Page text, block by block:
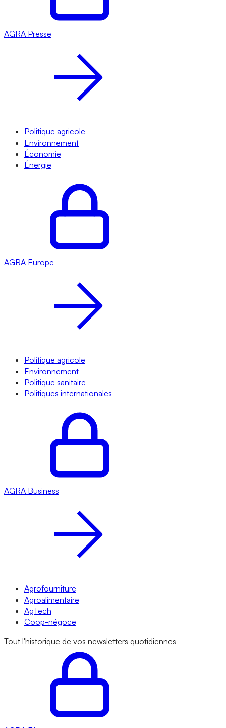
AGRA Presse
Politique agricole
Environnement
Économie
Énergie
AGRA Europe
Politique agricole
Environnement
Politique sanitaire
Politiques internationales
AGRA Business
Agrofourniture
Agroalimentaire
AgTech
Coop-négoce
Tout l'historique de vos newsletters quotidiennes